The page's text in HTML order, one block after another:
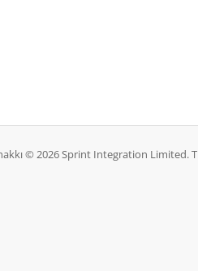
© 2026 Sprint Integration Limited.